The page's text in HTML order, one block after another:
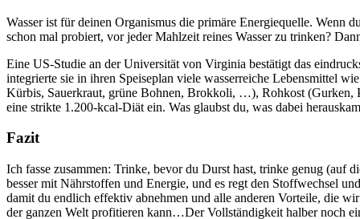
Wasser ist für deinen Organismus die primäre Energiequelle. Wenn
schon mal probiert, vor jeder Mahlzeit reines Wasser zu trinken?
Eine US-Studie an der Universität von Virginia bestätigt das
integrierte sie in ihren Speiseplan viele wasserreiche Lebensmittel
Kürbis, Sauerkraut, grüne Bohnen, Brokkoli, …), Rohkost (Gurken,
eine strikte 1.200-kcal-Diät ein. Was glaubst du, was dabei
Fazit
Ich fasse zusammen: Trinke, bevor du Durst hast, trinke genug (auf
besser mit Nährstoffen und Energie, und es regt den Stoffwechsel
damit du endlich effektiv abnehmen und alle anderen Vorteile, die
der ganzen Welt profitieren kann…Der Vollständigkeit halber noch